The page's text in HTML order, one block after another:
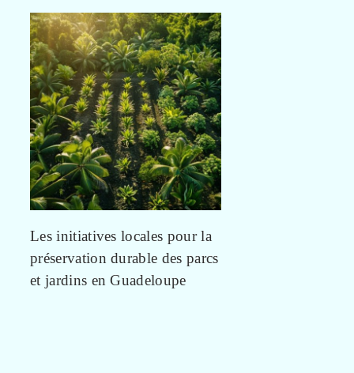
Les initiatives locales pour la
préservation durable des parcs
et jardins en Guadeloupe